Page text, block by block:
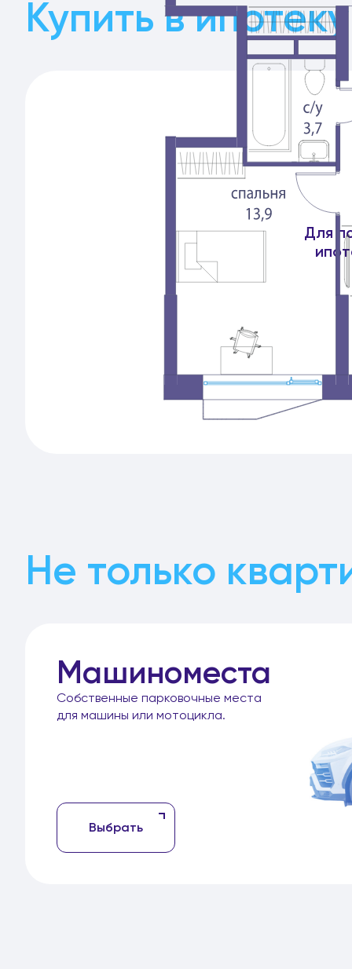
Купить в ипотеку
Для
Не только
Машиноместа
Собственные парковочные места
для машины или мотоцикла.
Выбрать